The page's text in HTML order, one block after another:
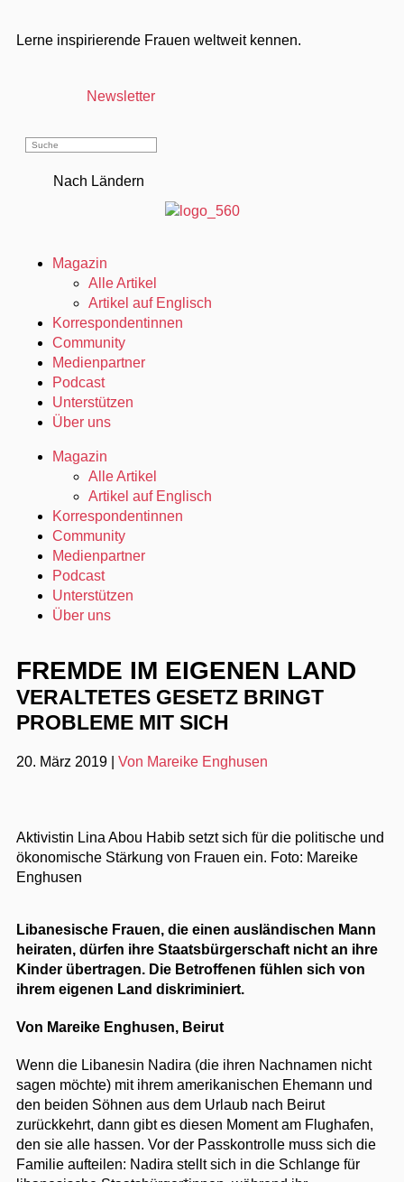
Lerne inspirierende Frauen weltweit kennen.
Newsletter
Nach Ländern
Magazin
Alle Artikel
Artikel auf Englisch
Korrespondentinnen
Community
Medienpartner
Podcast
Unterstützen
Über uns
Magazin
Alle Artikel
Artikel auf Englisch
Korrespondentinnen
Community
Medienpartner
Podcast
Unterstützen
Über uns
FREMDE IM EIGENEN LAND
VERALTETES GESETZ BRINGT
PROBLEME MIT SICH
20. März 2019 Von Mareike Enghusen
Aktivistin Lina Abou Habib setzt sich für die politische und
ökonomische Stärkung von Frauen ein. Foto: Mareike
Enghusen
Libanesische Frauen, die einen ausländischen Mann
heiraten, dürfen ihre Staatsbürgerschaft nicht an ihre
Kinder übertragen. Die Betroffenen fühlen sich von
ihrem eigenen Land diskriminiert.
Von Mareike Enghusen, Beirut
Wenn die Libanesin Nadira (die ihren Nachnamen nicht
sagen möchte) mit ihrem amerikanischen Ehemann und
den beiden Söhnen aus dem Urlaub nach Beirut
zurückkehrt, dann gibt es diesen Moment am Flughafen,
den sie alle hassen. Vor der Passkontrolle muss sich die
Familie aufteilen: Nadira stellt sich in die Schlange für